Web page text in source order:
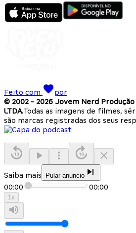
Feito com
por
© 2002 - 2026 Jovem Nerd
LTDA.Todas as imagens de filmes,
são marcas registradas dos seus
Saiba mais Pular anuncio
00:00 00:00
1x